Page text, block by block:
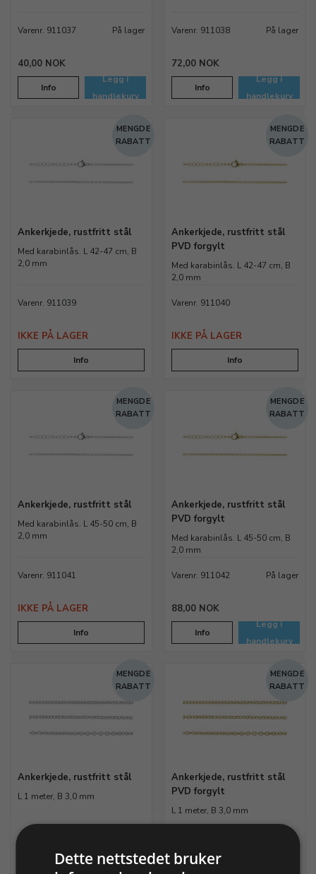
Varenr. 911037 På lager
40,00 NOK
Info
Legg i
handlekurv
Varenr. 911038 På lager
72,00 NOK
Info
Legg i
handlekurv
MENGDE
RABATT
Ankerkjede, rustfritt stål
Med karabinlås. L 42-47 cm, B
2,0 mm
Varenr. 911039
IKKE PÅ LAGER
Info
MENGDE
RABATT
Ankerkjede, rustfritt stål
PVD forgylt
Med karabinlås. L 42-47 cm, B
2,0 mm
Varenr. 911040
IKKE PÅ LAGER
Info
MENGDE
RABATT
Ankerkjede, rustfritt stål
Med karabinlås. L 45-50 cm, B
2,0 mm
Varenr. 911041
IKKE PÅ LAGER
Info
MENGDE
RABATT
Ankerkjede, rustfritt stål
PVD forgylt
Med karabinlås. L 45-50 cm, B
2,0 mm
Varenr. 911042 På lager
88,00 NOK
Info
Legg i
handlekurv
MENGDE
RABATT
Ankerkjede, rustfritt stål
L 1 meter, B 3,0 mm
MENGDE
RABATT
Ankerkjede, rustfritt stål
PVD forgylt
L 1 meter, B 3,0 mm
Dette nettstedet bruker